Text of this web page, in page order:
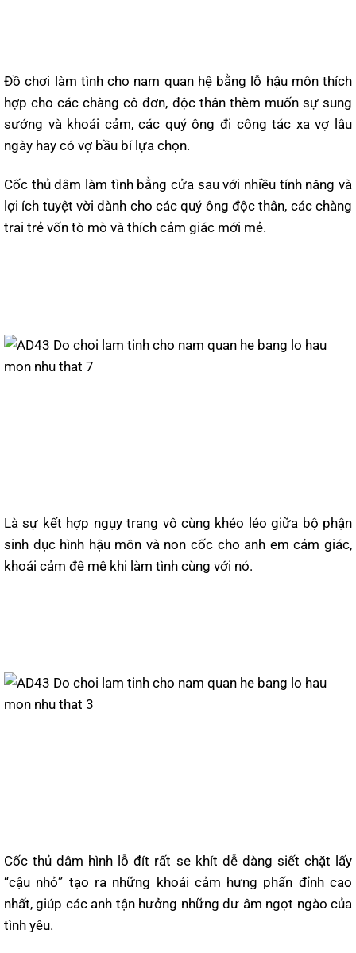
Đồ chơi làm tình cho nam quan hệ bằng lỗ hậu môn thích
hợp cho các chàng cô đơn, độc thân thèm muốn sự sung
sướng và khoái cảm, các quý ông đi công tác xa vợ lâu
ngày hay có vợ bầu bí lựa chọn.
Cốc thủ dâm làm tình bằng cửa sau với nhiều tính năng và
lợi ích tuyệt vời dành cho các quý ông độc thân, các chàng
trai trẻ vốn tò mò và thích cảm giác mới mẻ.
Là sự kết hợp ngụy trang vô cùng khéo léo giữa bộ phận
sinh dục hình hậu môn và non cốc cho anh em cảm giác,
khoái cảm đê mê khi làm tình cùng với nó.
Cốc thủ dâm hình lỗ đít rất se khít dễ dàng siết chặt lấy
“cậu nhỏ” tạo ra những khoái cảm hưng phấn đỉnh cao
nhất, giúp các anh tận hưởng những dư âm ngọt ngào của
tình yêu.